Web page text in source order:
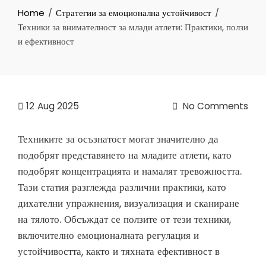
Home
Стратегии за емоционална устойчивост
Техники за внимателност за млади атлети: Практики, ползи
и ефективност
12 Aug 2025 No Comments
Техниките за осъзнатост могат значително да
подобрят представянето на младите атлети, като
подобрят концентрацията и намалят тревожността.
Тази статия разглежда различни практики, като
дихателни упражнения, визуализация и сканиране
на тялото. Обсъждат се ползите от тези техники,
включително емоционалната регулация и
устойчивостта, както и тяхната ефективност в